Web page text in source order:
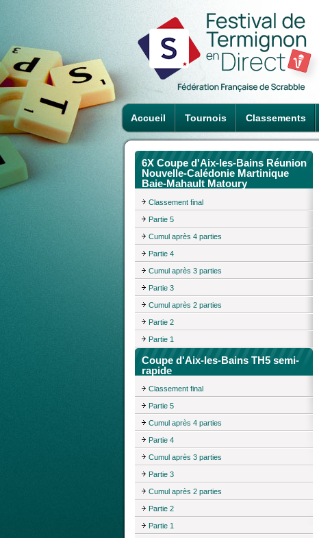
Accueil Tournois Classements
6X Coupe d'Aix-les-Bains Réunion
Nouvelle-Calédonie Martinique
Baie-Mahault Matoury
Classement final
Partie 5
Cumul après 4 parties
Partie 4
Cumul après 3 parties
Partie 3
Cumul après 2 parties
Partie 2
Partie 1
Coupe d'Aix-les-Bains TH5 semi-
rapide
Classement final
Partie 5
Cumul après 4 parties
Partie 4
Cumul après 3 parties
Partie 3
Cumul après 2 parties
Partie 2
Partie 1